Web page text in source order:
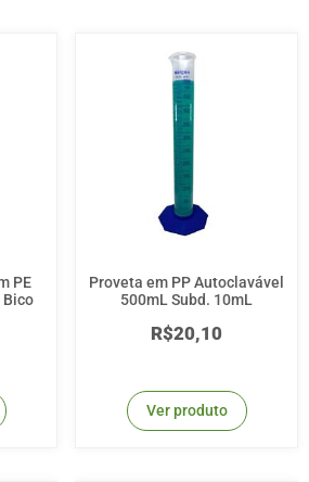
PE
Bico
Proveta em PP Autoclavável
500mL Subd. 10mL
R$20,10
Ver produto